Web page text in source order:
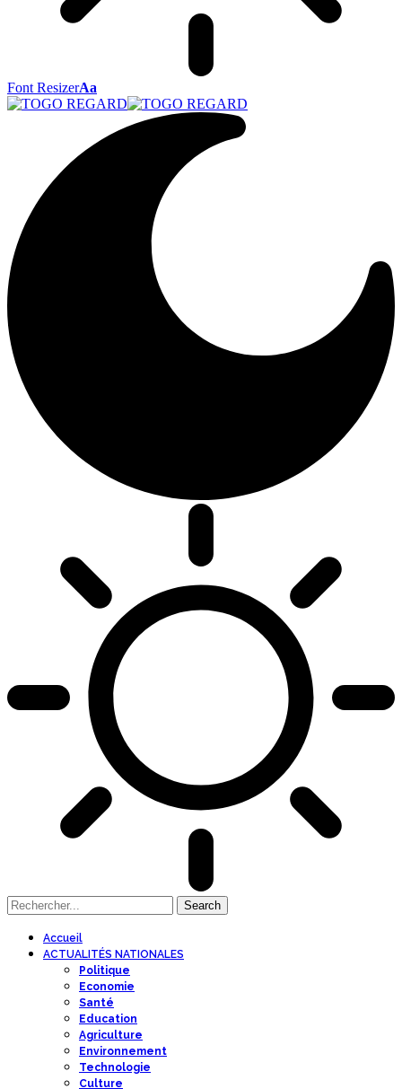
Font ResizerAa
Accueil
ACTUALITÉS NATIONALES
Politique
Economie
Santé
Education
Agriculture
Environnement
Technologie
Culture